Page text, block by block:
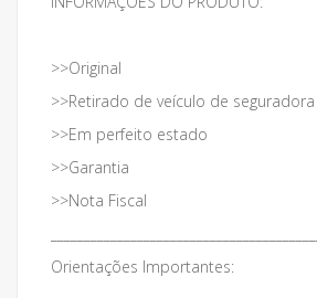
>>Original
>>Retirado de veículo de seguradora
>>Em perfeito estado
>>Garantia
>>Nota Fiscal
Orientações Importantes: